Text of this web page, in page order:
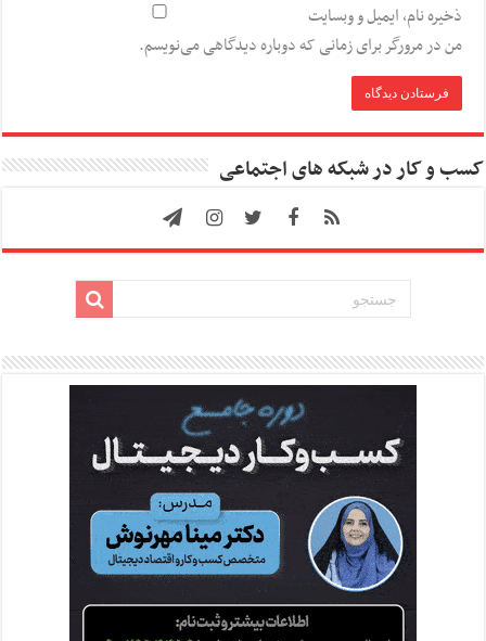
ذخیره نام، ایمیل و وبسایت
من در مرورگر برای زمانی که دوباره دیدگاهی می‌نویسم.
کسب و کار در شبکه های اجتماعی